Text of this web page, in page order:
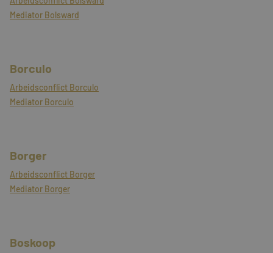
Mediator Bolsward
Borculo
Arbeidsconflict Borculo
Mediator Borculo
Borger
Arbeidsconflict Borger
Mediator Borger
Boskoop